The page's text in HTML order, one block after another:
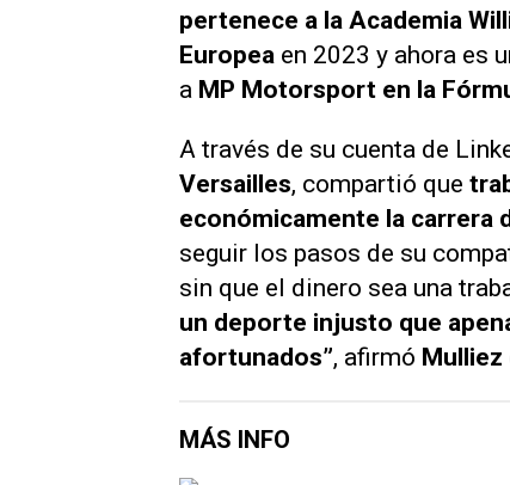
pertenece a la Academia
Europea en 2023 y ahora es
a MP Motorsport en la
A través de su cuenta de
Versailles, compartió que
económicamente la carrera
seguir los pasos de su
sin que el dinero sea una
un deporte injusto que
afortunados”, afirmó Mulliez
MÁS INFO